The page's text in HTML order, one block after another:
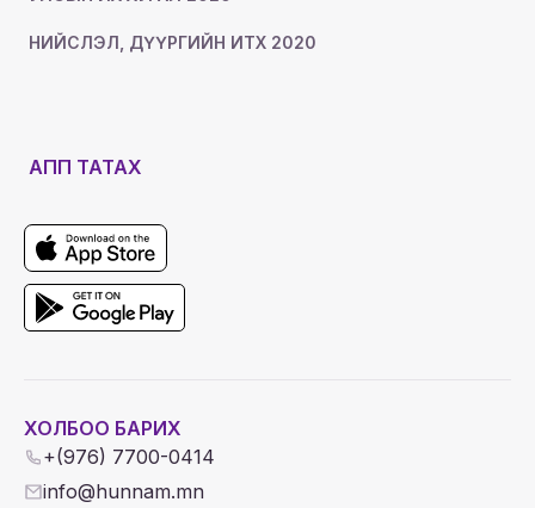
НИЙСЛЭЛ, ДҮҮРГИЙН ИТХ 2020
АПП ТАТАХ
ХОЛБОО БАРИХ
+(976) 7700-0414
info@hunnam.mn